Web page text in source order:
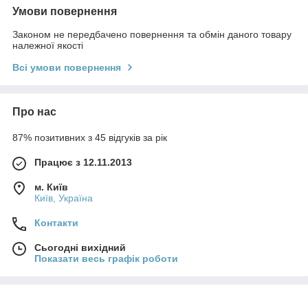
Умови повернення
Законом не передбачено повернення та обмін даного товару
належної якості
Всі умови повернення
Про нас
87% позитивних з 45 відгуків за рік
Працює з 12.11.2013
м. Київ
Київ, Україна
Контакти
Сьогодні вихідний
Показати весь графік роботи